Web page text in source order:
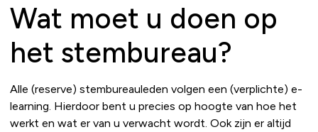
Wat moet u doen op
het stembureau?
Alle (reserve) stembureauleden volgen een (verplichte) e-
learning. Hierdoor bent u precies op hoogte van hoe het
werkt en wat er van u verwacht wordt. Ook zijn er altijd